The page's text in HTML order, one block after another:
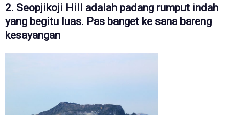
2. Seopjikoji Hill adalah padang rumput indah
yang begitu luas. Pas banget ke sana bareng
kesayangan